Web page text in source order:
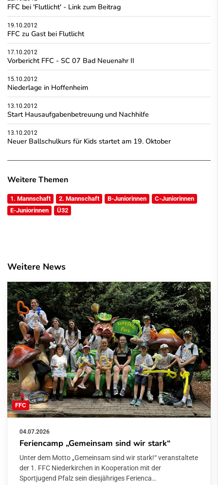
FFC bei 'Flutlicht' - Link zum Beitrag
19.10.2012
FFC zu Gast bei Flutlicht
17.10.2012
Vorbericht FFC - SC 07 Bad Neuenahr II
15.10.2012
Niederlage in Hoffenheim
13.10.2012
Start Hausaufgabenbetreuung und Nachhilfe
13.10.2012
Neuer Ballschulkurs für Kids startet am 19. Oktober
Weitere Themen
1. Mannschaft 2. Mannschaft B-Juniorinnen
C-Juniorinnen
E-Juniorinnen
Ü32
Weitere News
FFC
04.07.2026
Feriencamp „Gemeinsam sind wir stark“
Unter dem Motto „Gemeinsam sind wir stark!“ veranstaltete
der 1. FFC Niederkirchen in Kooperation mit der
Sportjugend Pfalz sein diesjähriges Ferienca…